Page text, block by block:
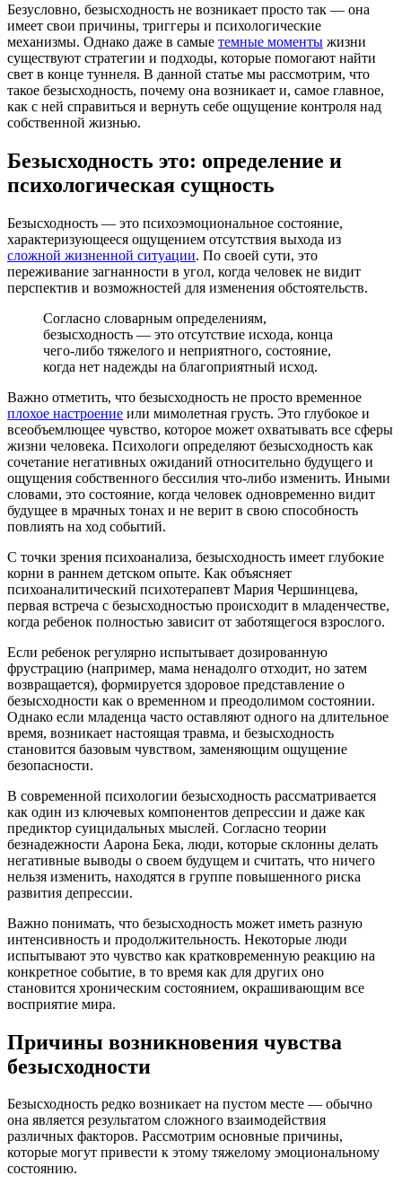
Безусловно, безысходность не возникает просто так — она
имеет свои причины, триггеры и психологические
механизмы. Однако даже в самые темные моменты жизни
существуют стратегии и подходы, которые помогают найти
свет в конце туннеля. В данной статье мы рассмотрим, что
такое безысходность, почему она возникает и, самое главное,
как с ней справиться и вернуть себе ощущение контроля над
собственной жизнью.
Безысходность это: определение и
психологическая сущность
Безысходность — это психоэмоциональное состояние,
характеризующееся ощущением отсутствия выхода из
сложной жизненной ситуации. По своей сути, это
переживание загнанности в угол, когда человек не видит
перспектив и возможностей для изменения обстоятельств.
Согласно словарным определениям,
безысходность — это отсутствие исхода, конца
чего-либо тяжелого и неприятного, состояние,
когда нет надежды на благоприятный исход.
Важно отметить, что безысходность не просто временное
плохое настроение или мимолетная грусть. Это глубокое и
всеобъемлющее чувство, которое может охватывать все сферы
жизни человека. Психологи определяют безысходность как
сочетание негативных ожиданий относительно будущего и
ощущения собственного бессилия что-либо изменить. Иными
словами, это состояние, когда человек одновременно видит
будущее в мрачных тонах и не верит в свою способность
повлиять на ход событий.
С точки зрения психоанализа, безысходность имеет глубокие
корни в раннем детском опыте. Как объясняет
психоаналитический психотерапевт Мария Чершинцева,
первая встреча с безысходностью происходит в младенчестве,
когда ребенок полностью зависит от заботящегося взрослого.
Если ребенок регулярно испытывает дозированную
фрустрацию (например, мама ненадолго отходит, но затем
возвращается), формируется здоровое представление о
безысходности как о временном и преодолимом состоянии.
Однако если младенца часто оставляют одного на длительное
время, возникает настоящая травма, и безысходность
становится базовым чувством, заменяющим ощущение
безопасности.
В современной психологии безысходность рассматривается
как один из ключевых компонентов депрессии и даже как
предиктор суицидальных мыслей. Согласно теории
безнадежности Аарона Бека, люди, которые склонны делать
негативные выводы о своем будущем и считать, что ничего
нельзя изменить, находятся в группе повышенного риска
развития депрессии.
Важно понимать, что безысходность может иметь разную
интенсивность и продолжительность. Некоторые люди
испытывают это чувство как кратковременную реакцию на
конкретное событие, в то время как для других оно
становится хроническим состоянием, окрашивающим все
восприятие мира.
Причины возникновения чувства
безысходности
Безысходность редко возникает на пустом месте — обычно
она является результатом сложного взаимодействия
различных факторов. Рассмотрим основные причины,
которые могут привести к этому тяжелому эмоциональному
состоянию.